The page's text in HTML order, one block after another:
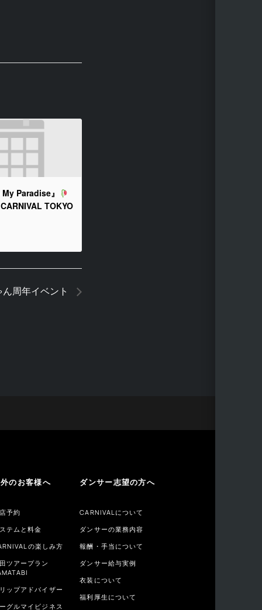
Paradise』
TOKYO
周年イベント
のお客様へ
予約
テムと料金
の楽しみ方
ツアープラン
リップアドバイザー
グルマイビジネス
ダンサー志望の方へ
CARNIVALについて
ダンサーの業務内容
報酬・手当について
ダンサー給与実例
衣装について
福利厚生について